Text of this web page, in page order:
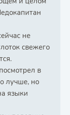
не
свежего
в
лучше, но
языки